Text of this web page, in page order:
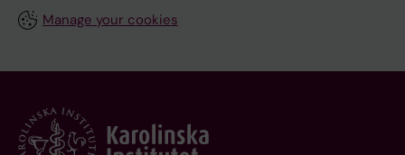
Manage your cookies